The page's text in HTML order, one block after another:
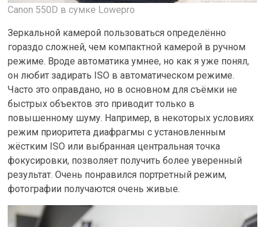
Canon 550D в сумке Lowepro
Зеркальной камерой пользоваться определённо
гораздо сложней, чем компактной камерой в ручном
режиме. Вроде автоматика умнее, но как я уже понял,
он любит задирать ISO в автоматическом режиме.
Часто это оправдано, но в основном для съёмки не
быстрых объектов это приводит только в
повышенному шуму. Например, в некоторых условиях
режим приоритета диафрагмы с установленным
жёстким ISO или выбранная центральная точка
фокусировки, позволяет получить более уверенный
результат. Очень понравился портретный режим,
фотографии получаются очень живые.